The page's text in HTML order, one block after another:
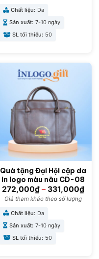
Chất liệu: Da
Sản xuất: 7-10 ngày
SL tối thiểu: 50
Quà tặng Đại Hội cặp da
in logo màu nâu CD-08
272,000₫– 331,000₫
Giá tham khảo theo số lượng
Chất liệu: Da
Sản xuất: 7-10 ngày
SL tối thiểu: 50